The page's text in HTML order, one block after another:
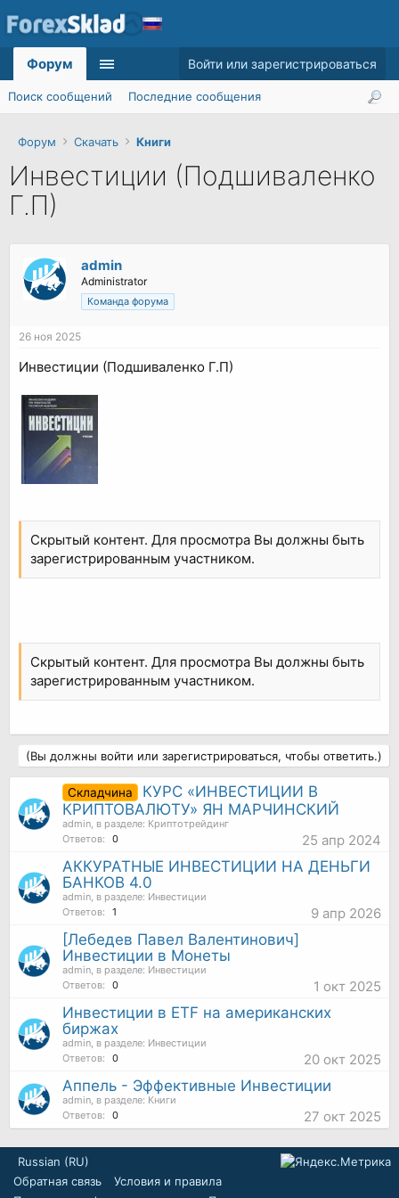
Форум Скачать Книги
Инвестиции (Подшиваленко
Г.П)
admin
Administrator
Команда форума
26 ноя 2025
Инвестиции (Подшиваленко Г.П)
Скрытый контент. Для просмотра Вы должны быть
зарегистрированным участником.
Скрытый контент. Для просмотра Вы должны быть
зарегистрированным участником.
(Вы должны войти или зарегистрироваться, чтобы ответить.)
Складчина
КУРС «ИНВЕСТИЦИИ В
КРИПТОВАЛЮТУ» ЯН МАРЧИНСКИЙ
admin , в разделе: Криптотрейдинг
Ответов:
0 25 апр 2024
АККУРАТНЫЕ ИНВЕСТИЦИИ НА ДЕНЬГИ
БАНКОВ 4.0
admin , в разделе: Инвестиции
Ответов:
1 9 апр 2026
[Лебедев Павел Валентинович]
Инвестиции в Монеты
admin , в разделе: Инвестиции
Ответов:
0 1 окт 2025
Инвестиции в ETF на американских
биржах
admin , в разделе: Инвестиции
Ответов:
0 20 окт 2025
Аппель - Эффективные Инвестиции
admin , в разделе: Книги
Ответов:
0 27 окт 2025
Форум
Поиск сообщений Последние сообщения
Войти или зарегистрироваться
Russian (RU)
Обратная связь
Условия и правила